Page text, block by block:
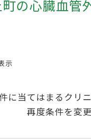
の心臓血管
示
に当てはまるクリ
再度条件を変